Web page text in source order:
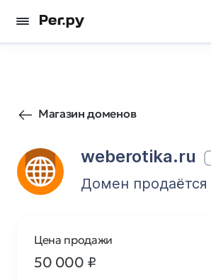
Магазин доменов
weberotika.ru
Домен продаётся
Цена продажи
50 000 ₽